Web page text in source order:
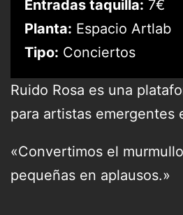
Entradas taquilla: 7€
Planta: Espacio Artlab
Tipo: Conciertos
Ruido Rosa es una
para artistas emergentes
«Convertimos el
pequeñas en aplausos.»